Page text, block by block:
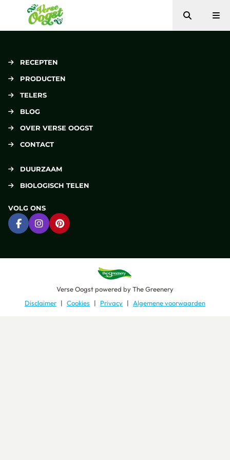
Verse Oogst
Zoeken
RECEPTEN
PRODUCTEN
TELERS
BLOG
OVER VERSE OOGST
CONTACT
DUURZAAM
BIOLOGISCH TELEN
VOLG ONS
Ga naar Facebook
Ga naar Instagram
Ga naar Pinterest
Verse Oogstpowered byThe Greenery
Disclaimer
Cookies Privacy Algemene voorwaarden